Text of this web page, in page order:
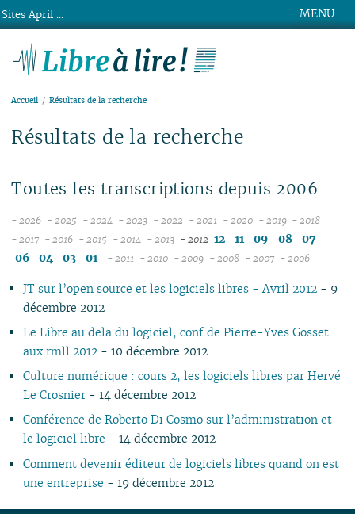
MENU
Accueil Résultats de la recherche
Résultats de la recherche
Toutes les transcriptions depuis 2006
- 2026
07
05
04
03
02
- 2025
11
09
08
07
06
02
01
- 2024
09
07
06
02
01
- 2023
09
07
06
02
01
- 2022
09
07
06
02
01
- 2021
12
09
07
02
- 2020
12
09
07
02
- 2019
12
09
07
02
- 2018
09
07
02
- 2017
12
10
09
08
07
03
02
01
- 2016
12
10
09
08
07
03
02
01
- 2015
10
08
07
05
03
02
- 2014
10
08
07
02
- 2013
09
04
02
- 2012 12 11 09 08
07
06
04 03 01 - 2011
11
09
08
04
03
- 2010
11
09
08
06
04
03
02
01
- 2009 - 2008
11
06
- 2007 - 2006
JT sur l’open source et les logiciels libres - Avril 2012- 9
décembre 2012
Le Libre au dela du logiciel, conf de Pierre-Yves Gosset
aux rmll 2012- 10 décembre 2012
Culture numérique : cours 2, les logiciels libres par Hervé
Le Crosnier- 14 décembre 2012
Conférence de Roberto Di Cosmo sur l’administration et
le logiciel libre - 14 décembre 2012
Comment devenir éditeur de logiciels libres quand on est
une entreprise - 19 décembre 2012
Sites April ...